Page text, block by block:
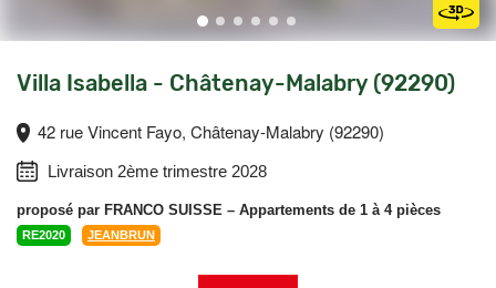
Villa Isabella - Châtenay-Malabry (92290)
42 rue Vincent Fayo, Châtenay-Malabry (92290)
Livraison 2ème trimestre 2028
proposé par FRANCO SUISSE – Appartements de 1 à 4 pièces
RE2020 JEANBRUN